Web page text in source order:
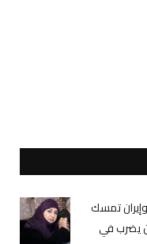
تمسك
يضرب في